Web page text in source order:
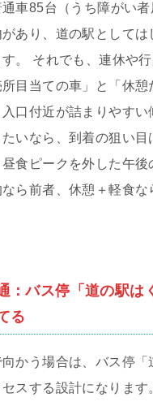
車85台（うち障がい
あり、道の駅としては
す。 それでも、連休や
目当ての車」と「休憩
口付近が詰まりやすい
いなら、到着の狙い目
食ピークを外した午後
ら前者、休憩＋軽食な
：バス停「道の駅は
る
かう場合は、バス停「
セスする設計になります